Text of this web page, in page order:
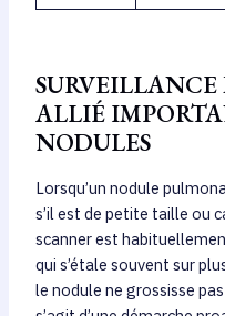
ALLIÉ
NODULES
Lorsqu’un nodule
s’il est de petite taille ou
scanner est
qui s’étale souvent sur
le nodule ne grossisse